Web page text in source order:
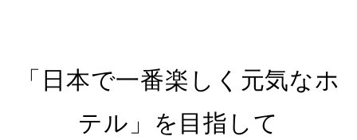
「日本で一番楽しく元気なホ
テル」を目指して